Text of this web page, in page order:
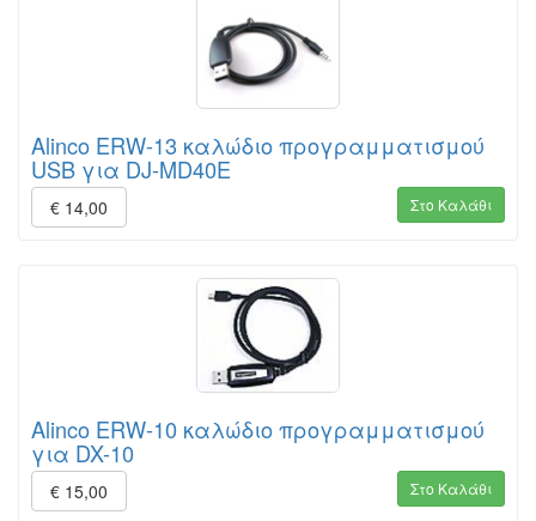
Alinco ERW-13 καλώδιο προγραμματισμού
USB για DJ-MD40E
€ 14,00 Στο Καλάθι
Alinco ERW-10 καλώδιο προγραμματισμού
για DX-10
€ 15,00 Στο Καλάθι